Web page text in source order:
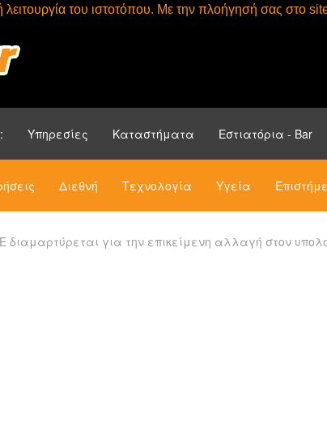
του ιστοτόπου. Με την πλοήγησή σας στο
Υπηρεσίες Καταστήματα Εστιατόρια - Bar
Διεθνή Τεχνολογία Υγεία
διαμαρτύρεται για την επικείμενη αλλαγή στον